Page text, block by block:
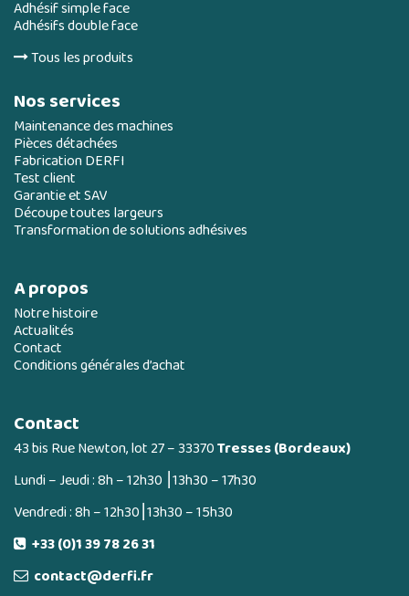
Adhésif simple face
Adhésifs double face
Tous les produits
Nos services
Maintenance des machines
Pièces détachées
Fabrication DERFI
Test client
Garantie et SAV
Découpe toutes largeurs
Transformation de solutions adhésives
A propos
Notre histoire
Actualités
Contact
Conditions générales d’achat
Contact
43 bis Rue Newton, lot 27 – 33370Tresses (Bordeaux)
Lundi – Jeudi : 8h – 12h30 ⎮13h30 – 17h30
Vendredi : 8h – 12h30⎮13h30 – 15h30
+33 (0)1 39 78 26 31
contact@derfi.fr